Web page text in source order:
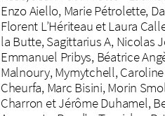
Enzo Aiello, Marie Pétrolette,
Florent L’Hériteau et Laura
la Butte, Sagittarius A, Nicolas
Emmanuel Pribys, Béatrice
Malnoury, Mymytchell,
Cheurfa, Marc Bisini, Morin
Charron et Jérôme Duhamel,